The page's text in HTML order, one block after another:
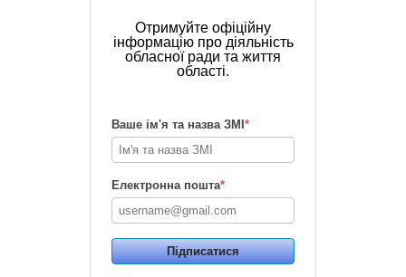
Отримуйте офіційну
інформацію про діяльність
обласної ради та життя
області.
Ваше ім'я та назва ЗМІ *
Електронна пошта*
Підписатися